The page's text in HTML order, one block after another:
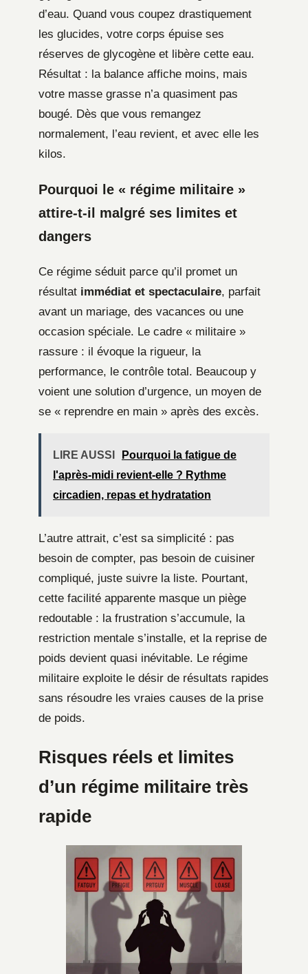
d’eau. Quand vous coupez drastiquement
les glucides, votre corps épuise ses
réserves de glycogène et libère cette eau.
Résultat : la balance affiche moins, mais
votre masse grasse n’a quasiment pas
bougé. Dès que vous remangez
normalement, l’eau revient, et avec elle les
kilos.
Pourquoi le « régime militaire »
attire-t-il malgré ses limites et
dangers
Ce régime séduit parce qu’il promet un
résultat immédiat et spectaculaire, parfait
avant un mariage, des vacances ou une
occasion spéciale. Le cadre « militaire »
rassure : il évoque la rigueur, la
performance, le contrôle total. Beaucoup y
voient une solution d’urgence, un moyen de
se « reprendre en main » après des excès.
LIRE AUSSI
Pourquoi la fatigue de
l'après-midi revient-elle ? Rythme
circadien, repas et hydratation
L’autre attrait, c’est sa simplicité : pas
besoin de compter, pas besoin de cuisiner
compliqué, juste suivre la liste. Pourtant,
cette facilité apparente masque un piège
redoutable : la frustration s’accumule, la
restriction mentale s’installe, et la reprise de
poids devient quasi inévitable. Le régime
militaire exploite le désir de résultats rapides
sans résoudre les vraies causes de la prise
de poids.
Risques réels et limites
d’un régime militaire très
rapide